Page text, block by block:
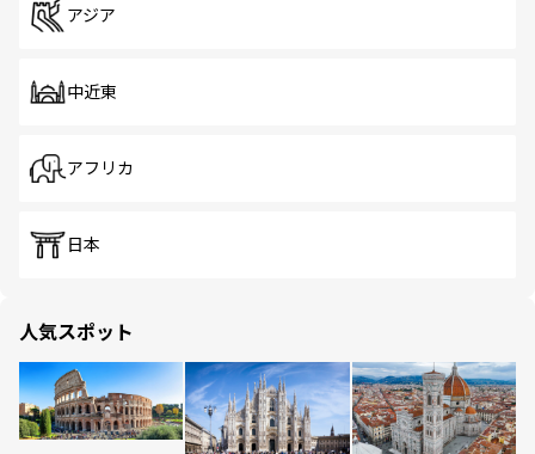
アジア
中近東
アフリカ
日本
人気スポット